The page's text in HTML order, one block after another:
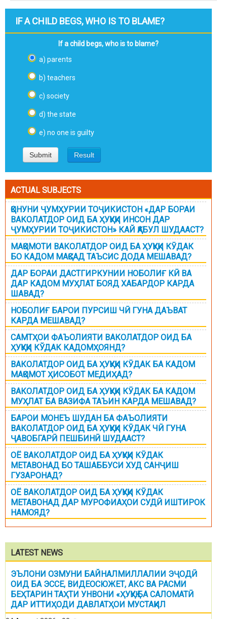
IF A CHILD BEGS, WHO IS TO BLAME?
If a child begs, who is to blame?
a) parents
b) teachers
c) society
d) the state
e) no one is guilty
ACTUAL SUBJECTS
ҚОНУНИ ҶУМҲУРИИ ТОҶИКИСТОН «ДАР БОРАИ
ВАКОЛАТДОР ОИД БА ҲУҚУҚИ ИНСОН ДАР
ҶУМҲУРИИ ТОҶИКИСТОН» КАЙ ҚАБУЛ ШУДААСТ?
МАҚОМОТИ ВАКОЛАТДОР ОИД БА ҲУҚУҚИ КӮДАК
БО КАДОМ МАҚСАД ТАЪСИС ДОДА МЕШАВАД?
ДАР БОРАИ ДАСТГИРКУНИИ НОБОЛИҒ КӢ ВА
ДАР КАДОМ МУҲЛАТ БОЯД ХАБАРДОР КАРДА
ШАВАД?
НОБОЛИҒ БАРОИ ПУРСИШ ЧӢ ГУНА ДАЪВАТ
КАРДА МЕШАВАД?
САМТҲОИ ФАЪОЛИЯТИ ВАКОЛАТДОР ОИД БА
ҲУҚУҚИ КЎДАК КАДОМҲОЯНД?
ВАКОЛАТДОР ОИД БА ҲУҚУҚИ КӮДАК БА КАДОМ
МАҚОМОТ ҲИСОБОТ МЕДИҲАД?
ВАКОЛАТДОР ОИД БА ҲУҚУҚИ КӮДАК БА КАДОМ
МУҲЛАТ БА ВАЗИФА ТАЪИН КАРДА МЕШАВАД?
БАРОИ МОНЕЪ ШУДАН БА ФАЪОЛИЯТИ
ВАКОЛАТДОР ОИД БА ҲУҚУҚИ КӮДАК ЧӢ ГУНА
ҶАВОБГАРӢ ПЕШБИНӢ ШУДААСТ?
ОЁ ВАКОЛАТДОР ОИД БА ҲУҚУҚИ КӮДАК
МЕТАВОНАД БО ТАШАББУСИ ХУД САНҶИШ
ГУЗАРОНАД?
ОЁ ВАКОЛАТДОР ОИД БА ҲУҚУҚИ КӮДАК
МЕТАВОНАД ДАР МУРОФИАҲОИ СУДӢ ИШТИРОК
НАМОЯД?
LATEST NEWS
ЭЪЛОНИ ОЗМУНИ БАЙНАЛМИЛЛАЛИИ ЭҶОДӢ
ОИД БА ЭССЕ, ВИДЕОСЮЖЕТ, АКС ВА РАСМИ
БЕҲТАРИН ТАҲТИ УНВОНИ «ҲУҚУҚ БА САЛОМАТӢ
ДАР ИТТИҲОДИ ДАВЛАТҲОИ МУСТАҚИЛ